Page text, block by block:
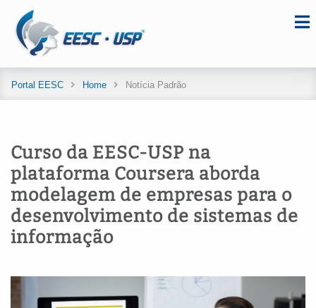
Portal EESC Home Notícia Padrão
Curso da EESC-USP na
plataforma Coursera aborda
modelagem de empresas para o
desenvolvimento de sistemas de
informação